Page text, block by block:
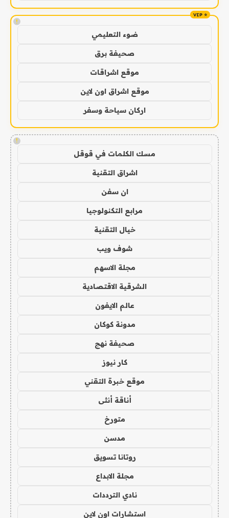
!
ضوء التعليمي
صحيفة برق
موقع اشراقات
موقع اشراق اون لاين
اركان سياحة وسفر
!
مسك الكلمات في قوقل
اشراق التقنية
ان سفن
مرابع التكنولوجيا
خيال التقنية
شوف ويب
مجلة الاسهم
الشرقية الاقتصادية
عالم الايفون
مدونة كوكان
صحيفة نهج
كار نيوز
موقع خبرة التقني
أناقة أنثى
متورخ
مدسن
روتانا تسويق
مجلة الابداع
نادي الترددات
استشارات اون لاين